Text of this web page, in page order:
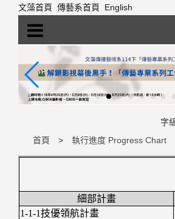
文藻首頁 傳藝系首頁 English
首頁 執行進度 Progress Chart
字
細部計畫
1-1-1技優領航計畫